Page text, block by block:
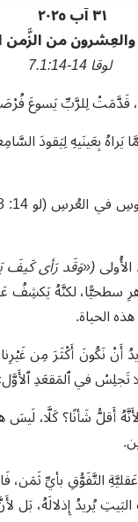
٣١آب٢٠٢٥
والعِشرون من
لوقا14
-
7.1:14
قَدَّمَتْ لِلرَّبِّ يَسوعَ
يَراهُ بِعَينَيهِ لِيَقودَ
(«وَقَد رَأى كَيفَ
سطحيًّا، لكنَّهُ يَكشِفُ
الحياة.
أَنْ نَكُونَ أَكْثَرَ مِن
في ٱلمَقعَدِ ٱلأَوَّل» (لو
أَقلُّ شَأنًا؟ كَلَّا،
التَّفَوُّقِ بأيِّ ثَمَن،
يُريدُ إِذلالَهُ، بَل